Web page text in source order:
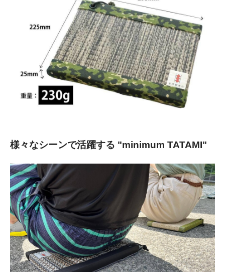
様々なシーンで活躍する "minimum TATAMI"